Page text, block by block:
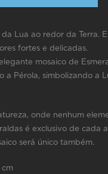
Lua ao redor da Terra.
fortes e delicadas.
mosaico de
a Pérola, simbolizando a
onde nenhum
é exclusivo de cada
será único também.
cm